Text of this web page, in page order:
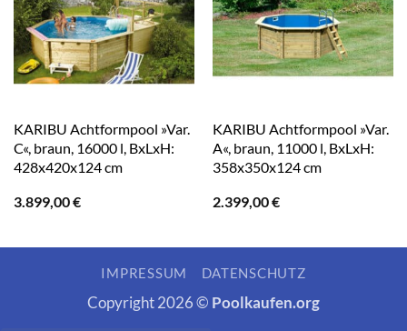
KARIBU Achtformpool »Var.
C«, braun, 16000 l, BxLxH:
428x420x124 cm
3.899,00€
KARIBU Achtformpool »Var.
A«, braun, 11000 l, BxLxH:
358x350x124 cm
2.399,00€
IMPRESSUM DATENSCHUTZ
Copyright 2026 © Poolkaufen.org